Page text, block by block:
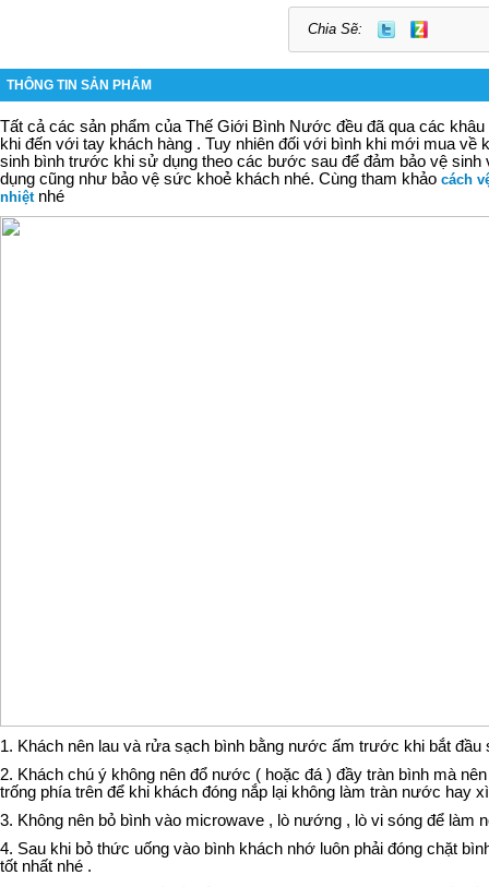
Chia Sẽ:
THÔNG TIN SẢN PHẨM
Tất cả các sản phẩm của Thế Giới Bình Nước đều đã qua các
khi đến với tay khách hàng . Tuy nhiên đối với bình khi mới mua về
sinh bình trước khi sử dụng theo các bước sau để đảm bảo vệ sinh
dụng cũng như bảo vệ sức khoẻ khách nhé. Cùng tham khảo cách
nhiệtnhé
1. Khách nên lau và rửa sạch bình bằng nước ấm trước khi bắt đầu
2. Khách chú ý không nên đổ nước ( hoặc đá ) đầy tràn bình mà
trống phía trên để khi khách đóng nắp lại không làm tràn nước hay
3. Không nên bỏ bình vào microwave , lò nướng , lò vi sóng để làm
4. Sau khi bỏ thức uống vào bình khách nhớ luôn phải đóng chặt
tốt nhất nhé .